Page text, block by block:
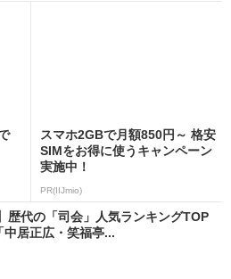
スマホ2GBで月額850円～ 格安
SIMをお得に使うキャンペーン
実施中！
PR(IIJmio)
歴代の「司会」人気ランキングTOP
居正広・笑福亭...